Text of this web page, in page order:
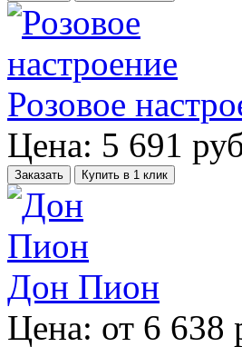
Розовое
Цена: 5 691
Заказать Купить в 1 клик
Дон Пион
Цена: от 6 638